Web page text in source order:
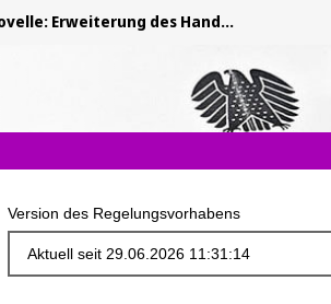
des Handlungsspielraums für private Medienanbieter
Version des Regelungsvorhabens